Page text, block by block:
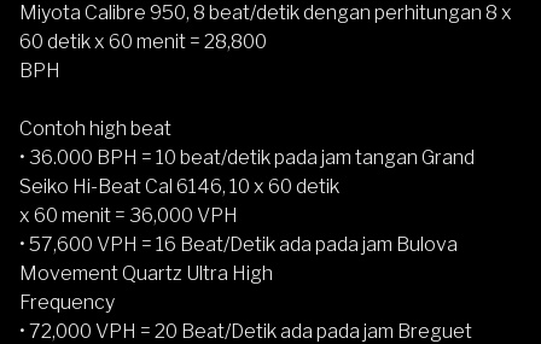
Miyota Calibre 950, 8 beat/detik dengan perhitungan 8 x
60 detik x 60 menit = 28,800
BPH
Contoh high beat
• 36.000 BPH = 10 beat/detik pada jam tangan Grand
Seiko Hi-Beat Cal 6146, 10 x 60 detik
x 60 menit = 36,000 VPH
• 57,600 VPH = 16 Beat/Detik ada pada jam Bulova
Movement Quartz Ultra High
Frequency
• 72,000 VPH = 20 Beat/Detik ada pada jam Breguet